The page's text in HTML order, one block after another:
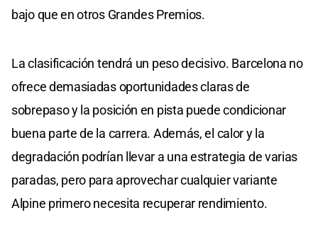
bajo que en otros Grandes Premios.
La clasificación tendrá un peso decisivo. Barcelona no
ofrece demasiadas oportunidades claras de
sobrepaso y la posición en pista puede condicionar
buena parte de la carrera. Además, el calor y la
degradación podrían llevar a una estrategia de varias
paradas, pero para aprovechar cualquier variante
Alpine primero necesita recuperar rendimiento.